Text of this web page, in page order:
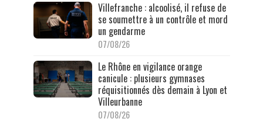
Villefranche : alcoolisé, il refuse de
se soumettre à un contrôle et mord
un gendarme
07/08/26
Le Rhône en vigilance orange
canicule : plusieurs gymnases
réquisitionnés dès demain à Lyon et
Villeurbanne
07/08/26